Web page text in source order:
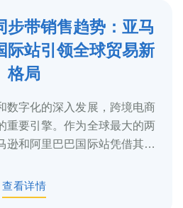
步带销售趋势：亚马
际站引领全球贸易新
格局
数字化的深入发展，跨境电商
重要引擎。作为全球最大的两
逊和阿里巴巴国际站凭借其庞
查看详情